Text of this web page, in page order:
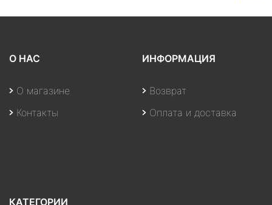
О НАС
О магазине
Контакты
ИНФОРМАЦИЯ
Возврат
Оплата и доставка
КАТЕГОРИИ